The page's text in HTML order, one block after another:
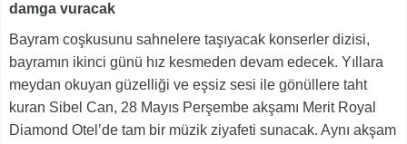
damga vuracak
Bayram coşkusunu sahnelere taşıyacak konserler dizisi,
bayramın ikinci günü hız kesmeden devam edecek. Yıllara
meydan okuyan güzelliği ve eşsiz sesi ile gönüllere taht
kuran Sibel Can, 28 Mayıs Perşembe akşamı Merit Royal
Diamond Otel’de tam bir müzik ziyafeti sunacak. Aynı akşam